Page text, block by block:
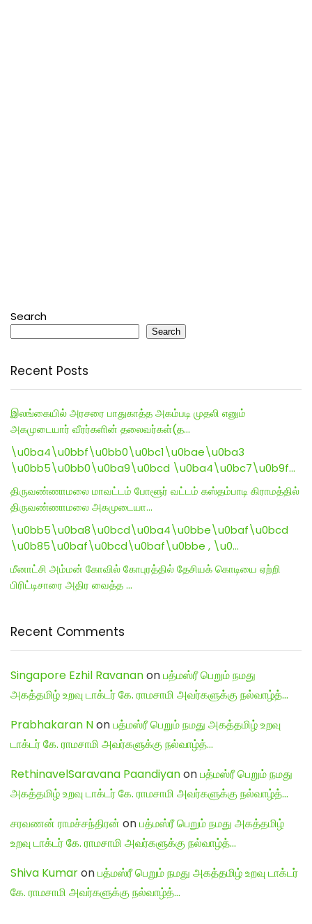
Search
Search
Recent Posts
இலங்கையில் அரசரை பாதுகாத்த அகம்படி முதலி எனும்
அகமுடையார் வீரர்களின் தலைவர்கள்(த…
\u0ba4\u0bbf\u0bb0\u0bc1\u0bae\u0ba3
\u0bb5\u0bb0\u0ba9\u0bcd \u0ba4\u0bc7\u0b9f…
திருவண்ணாமலை மாவட்டம் போளூர் வட்டம் கஸ்தம்பாடி கிராமத்தில்
திருவண்ணாமலை அகமுடையா…
\u0bb5\u0ba8\u0bcd\u0ba4\u0bbe\u0baf\u0bcd
\u0b85\u0baf\u0bcd\u0baf\u0bbe , \u0…
மீனாட்சி அம்மன் கோவில் கோபுரத்தில் தேசியக் கொடியை ஏற்றி
பிரிட்டிசாரை அதிர வைத்த …
Recent Comments
Singapore Ezhil Ravananonபத்மஸ்ரீ பெறும் நமது
அகத்தமிழ் உறவு டாக்டர் கே. ராமசாமி அவர்களுக்கு நல்வாழ்த்…
Prabhakaran Nonபத்மஸ்ரீ பெறும் நமது அகத்தமிழ் உறவு
டாக்டர் கே. ராமசாமி அவர்களுக்கு நல்வாழ்த்…
RethinavelSaravana Paandiyanonபத்மஸ்ரீ பெறும் நமது
அகத்தமிழ் உறவு டாக்டர் கே. ராமசாமி அவர்களுக்கு நல்வாழ்த்…
சரவணன் ராமச்சந்திரன் onபத்மஸ்ரீ பெறும் நமது அகத்தமிழ்
உறவு டாக்டர் கே. ராமசாமி அவர்களுக்கு நல்வாழ்த்…
Shiva Kumaronபத்மஸ்ரீ பெறும் நமது அகத்தமிழ் உறவு டாக்டர்
கே. ராமசாமி அவர்களுக்கு நல்வாழ்த்…